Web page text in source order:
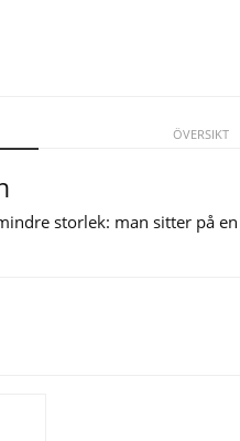
ÖVERSIKT
storlek: man sitter på